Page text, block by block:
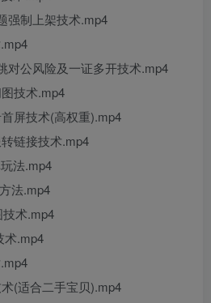
强制上架技术.mp4
对公风险及一证多开技术.mp4
技术.mp4
屏技术(高权重).mp4
链接技术.mp4
法.mp4
法.mp4
术.mp4
术.mp4
(适合二手宝贝).mp4